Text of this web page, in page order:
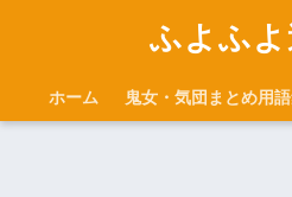
ふよふよ
ホーム 鬼女・気団まとめ用